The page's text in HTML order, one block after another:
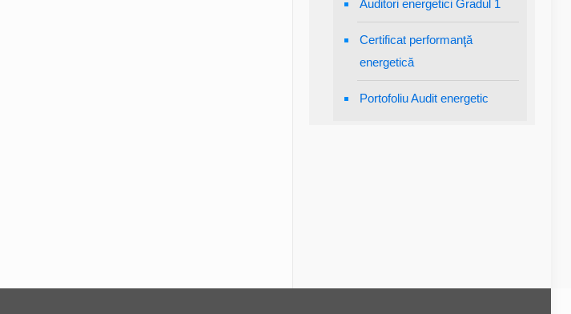
Auditori energetici Gradul 1
Certificat performanţă
energetică
Portofoliu Audit energetic